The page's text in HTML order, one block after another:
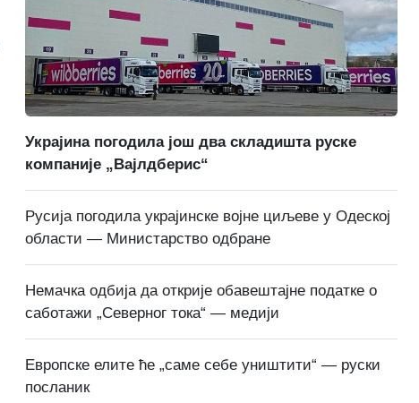
Украјина погодила још два складишта руске
компаније „Вајлдберис“
Русија погодила украјинске војне циљеве у Одеској
области — Министарство одбране
Немачка одбија да открије обавештајне податке о
саботажи „Северног тока“ — медији
Европске елите ће „саме себе уништити“ — руски
посланик